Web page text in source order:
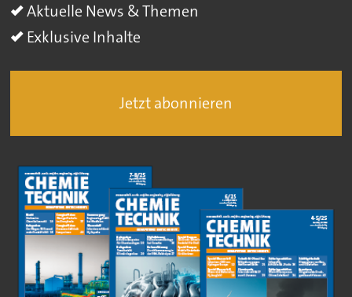
Aktuelle News & Themen
Exklusive Inhalte
Jetzt abonnieren